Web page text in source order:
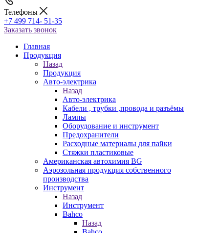
Телефоны
+7 499 714- 51-35
Заказать звонок
Главная
Продукция
Назад
Продукция
Авто-электрика
Назад
Авто-электрика
Кабели , трубки ,провода и разъёмы
Лампы
Оборудование и инструмент
Предохранители
Расходные материалы для пайки
Стяжки пластиковые
Американская автохимия BG
Аэрозольная продукция собственного
производства
Инструмент
Назад
Инструмент
Bahco
Назад